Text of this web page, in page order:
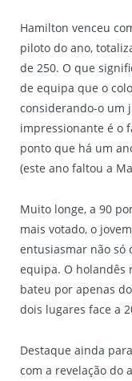
Hamilton venceu
piloto do ano,
de 250. O que
de equipa que o
considerando-o um
impressionante é o
ponto que há um
(este ano faltou a
Muito longe, a 90
mais votado, o
entusiasmar não só
equipa. O holandês
bateu por apenas
dois lugares face a
Destaque ainda
com a revelação do